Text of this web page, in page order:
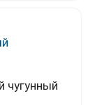
чугунный